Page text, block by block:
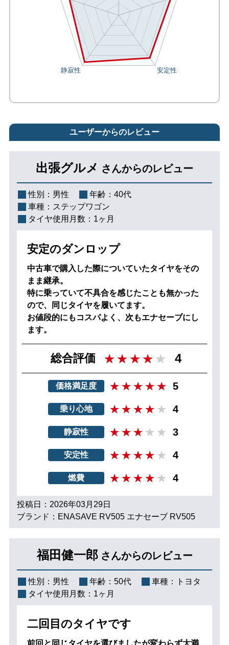
ユーザーからのレビュー
出張グルメ さんからのレビュー
性別： 男性 年齢： 40代
車種： ステップワゴン
タイヤ使用月数： 1ヶ月
安定のダンロップ
中古車で購入した際についていたタイヤをその
まま継承。
特に乗っていて不具合を感じたことも無かった
ので、同じタイヤを履いてます。
お値段的にもコスパよく、次もエナセーブにし
ます。
総合評価 4
価格満足度 5
乗り心地 4
静寂性 3
安定性 4
燃費 4
投稿日：2026年03月29日
ブランド：ENASAVE RV505 エナセーブ RV505
福田健一郎 さんからのレビュー
性別： 男性 年齢： 50代 車種：
トヨタ
タイヤ使用月数： 1ヶ月
二回目のタイヤです
前回と同じタイヤを選びましたが変わらず大満